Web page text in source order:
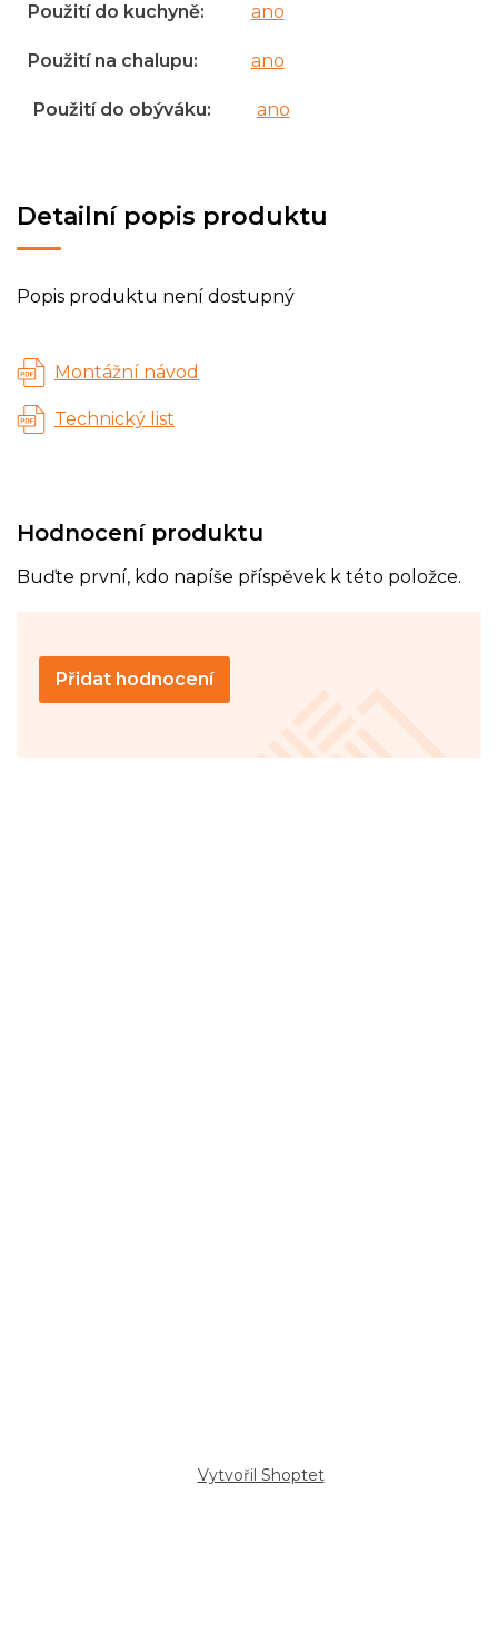
Detailní popis produktu
Popis produktu není dostupný
Použití do kuchyně: ano
Použití na chalupu: ano
Použití do obýváku: ano
Montážní návod
Technický list
Hodnocení produktu
Buďte první, kdo napíše příspěvek k této položce.
Přidat hodnocení